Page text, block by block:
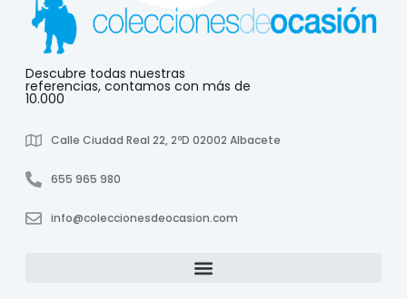
Descubre todas nuestras
referencias, contamos con más de
10.000
Calle Ciudad Real 22, 2ºD 02002 Albacete
655 965 980
info@coleccionesdeocasion.com